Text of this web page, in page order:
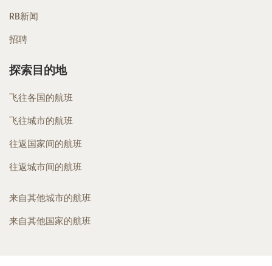
RB新闻
招聘
探索目的地
飞往各国的航班
飞往城市的航班
往返国家间的航班
往返城市间的航班
来自其他城市的航班
来自其他国家的航班